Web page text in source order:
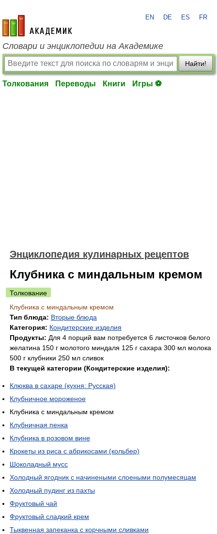
academic.ru
EN DE ES FR
Словари и энциклопедии на Академике
Найти!
Толкования Переводы Книги Игры ⚽
Энциклопедия кулинарных рецептов
Клубника с миндальным кремом
Толкование
Клубника с миндальным кремом
Тип блюда: Вторые блюда
Категория: Кондитерские изделия
Продукты: Для 4 порций вам потребуется 6 листочков белого
желатина 150 г молотого миндаля 125 г сахара 300 мл молока
500 г клубники 250 мл сливок
В текущей категории (Кондитерские изделия):
Клюква в сахаре (кухня: Русская)
Клубничное мороженое
Клубника с миндальным кремом
Клубничная пенка
Клубника в розовом вине
Крокеты из риса с абрикосами (кольбер)
Шоколадный мусс
Холодный ягодник с начинеными слоеными полумесяцам
Холодный пудинг из пахты
Фруктовый чай
Фруктовый сладкий крем
Тыквенная запеканка с корчными сливками